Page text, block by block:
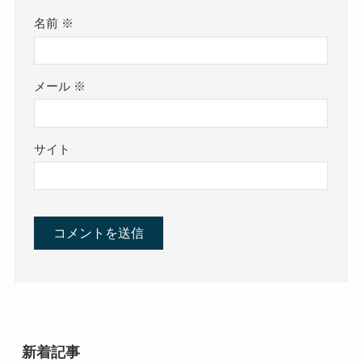
名前 ※
メール ※
サイト
新着記事